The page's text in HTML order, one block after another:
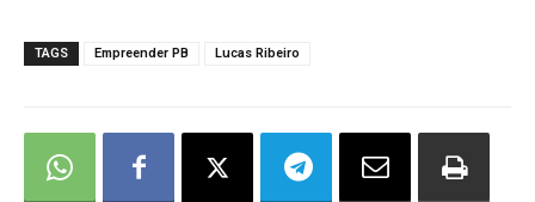
TAGS Empreender PB Lucas Ribeiro